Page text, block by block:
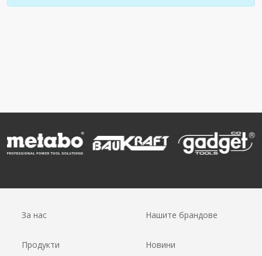
За нас Нашите брандове
Продукти Новини